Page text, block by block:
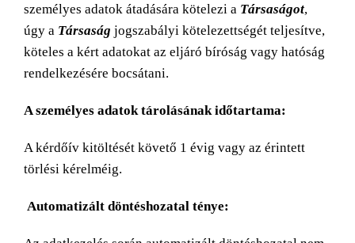
személyes adatok átadására kötelezi a Társaságot,
úgy a Társaság jogszabályi kötelezettségét teljesítve,
köteles a kért adatokat az eljáró bíróság vagy hatóság
rendelkezésére bocsátani.
A személyes adatok tárolásának időtartama:
A kérdőív kitöltését követő 1 évig vagy az érintett
törlési kérelméig.
Automatizált döntéshozatal ténye: